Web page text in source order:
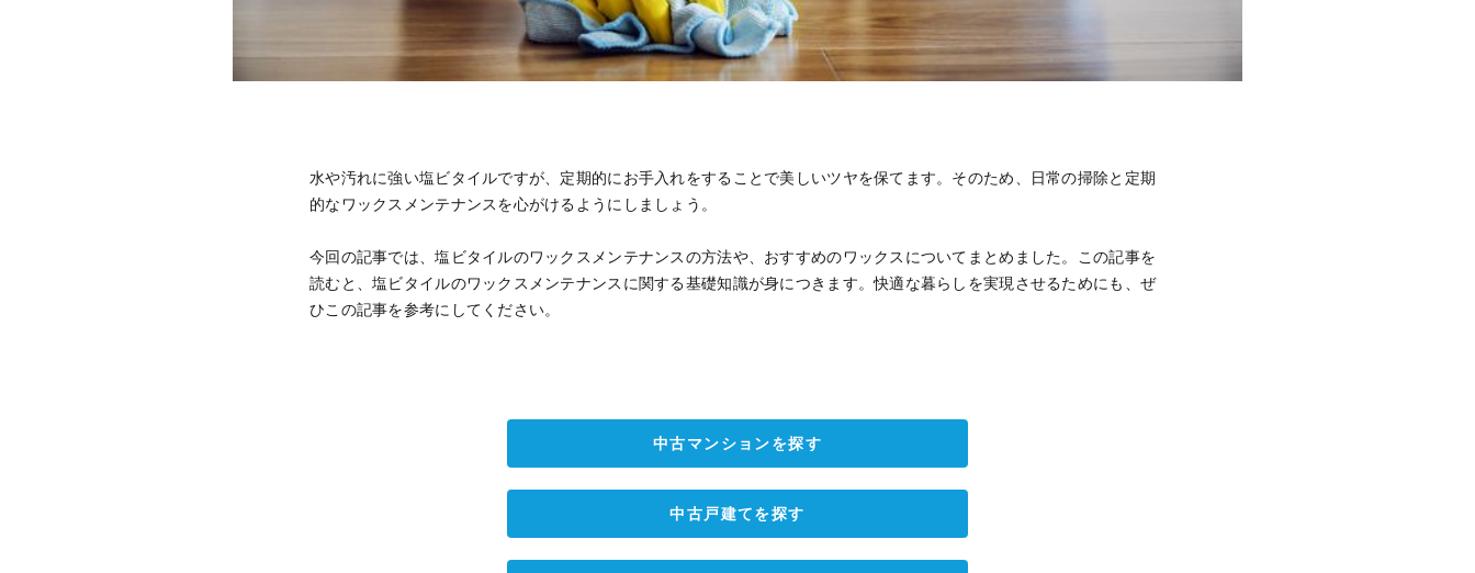
水や汚れに強い塩ビタイルですが、定期的にお手入れをすることで美しいツヤを保てます。そのため、日常の掃除と定期
的なワックスメンテナンスを心がけるようにしましょう。
今回の記事では、塩ビタイルのワックスメンテナンスの方法や、おすすめのワックスについてまとめました。この記事を
読むと、塩ビタイルのワックスメンテナンスに関する基礎知識が身につきます。快適な暮らしを実現させるためにも、ぜ
ひこの記事を参考にしてください。
中古マンションを探す
中古戸建てを探す